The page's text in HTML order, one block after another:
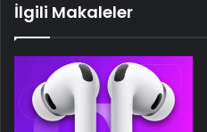
İlgili Makaleler